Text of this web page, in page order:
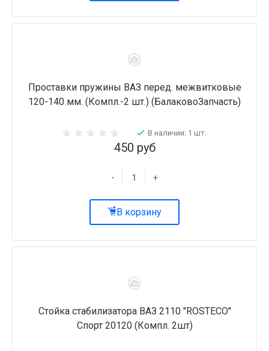
Проставки пружины ВАЗ перед. межвитковые
120-140 мм. (Компл.-2 шт.) (БалаковоЗапчасть)
В наличии: 1 шт.
450 руб
- +
В корзину
Стойка стабилизатора ВАЗ 2110 "ROSTECO"
Спорт 20120 (Компл. 2шт)